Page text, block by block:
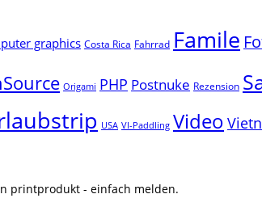
graphics Costa Rica Fahrrad Famile
Origami PHP Postnuke Rezension
USA VI-Paddling Video
printprodukt - einfach melden.